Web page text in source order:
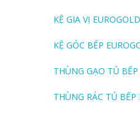
KỆ GIA VỊ EUROGOLD
KỆ GÓC BẾP
THÙNG GẠO TỦ
THÙNG RÁC TỦ BẾP